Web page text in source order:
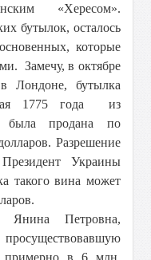
«Хересом».
бутылок, осталось
которые
Замечу, в октябре
Лондоне, бутылка
1775 года из
была продана по
Разрешение
Украины
такого вина может
Янина Петровна,
примерно в 6 млн.